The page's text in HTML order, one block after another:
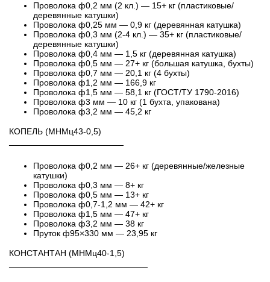
Проволока ф0,2 мм (2 кл.) — 15+ кг (пластиковые/
деревянные катушки)
Проволока ф0,25 мм — 0,9 кг (деревянная катушка)
Проволока ф0,3 мм (2-4 кл.) — 35+ кг (пластиковые/
деревянные катушки)
Проволока ф0,4 мм — 1,5 кг (деревянная катушка)
Проволока ф0,5 мм — 27+ кг (большая катушка, бухты)
Проволока ф0,7 мм — 20,1 кг (4 бухты)
Проволока ф1,2 мм — 166,9 кг
Проволока ф1,5 мм — 58,1 кг (ГОСТ/ТУ 1790-2016)
Проволока ф3 мм — 10 кг (1 бухта, упакована)
Проволока ф3,2 мм — 45,2 кг
КОПЕЛЬ (МНМц43-0,5)
───────────────────
Проволока ф0,2 мм — 26+ кг (деревянные/железные
катушки)
Проволока ф0,3 мм — 8+ кг
Проволока ф0,5 мм — 13+ кг
Проволока ф0,7-1,2 мм — 42+ кг
Проволока ф1,5 мм — 47+ кг
Проволока ф3,2 мм — 38 кг
Пруток ф95×330 мм — 23,95 кг
КОНСТАНТАН (МНМц40-1,5)
───────────────────────